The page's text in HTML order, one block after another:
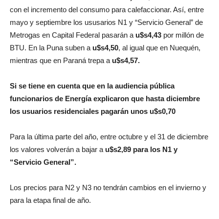
con el incremento del consumo para calefaccionar. Así, entre
mayo y septiembre los ususarios N1 y “Servicio General” de
Metrogas en Capital Federal pasarán a u$s4,43 por millón de
BTU. En la Puna suben a u$s4,50, al igual que en Nuequén,
mientras que en Paraná trepa a u$s4,57.
Si se tiene en cuenta que en la audiencia pública
funcionarios de Energía explicaron que hasta diciembre
los usuarios residenciales pagarán unos u$s0,70
Para la última parte del año, entre octubre y el 31 de diciembre
los valores volverán a bajar a u$s2,89 para los N1 y
“Servicio General”.
Los precios para N2 y N3 no tendrán cambios en el invierno y
para la etapa final de año.